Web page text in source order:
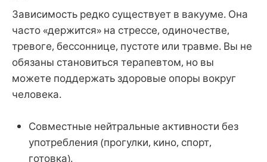
Зависимость редко существует в вакууме. Она
часто «держится» на стрессе, одиночестве,
тревоге, бессоннице, пустоте или травме. Вы не
обязаны становиться терапевтом, но вы
можете поддержать здоровые опоры вокруг
человека.
Совместные нейтральные активности без
употребления (прогулки, кино, спорт,
готовка).